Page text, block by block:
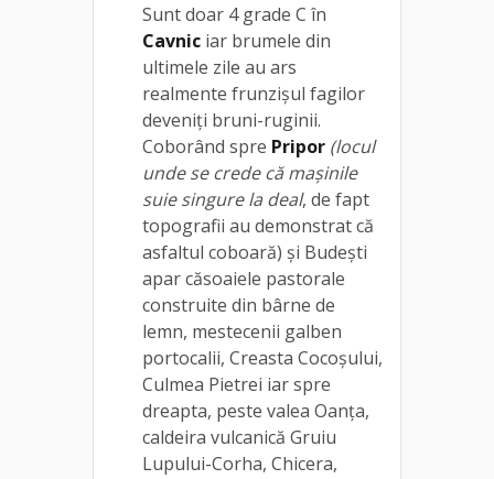
Sunt doar 4 grade C în
Cavnic iar brumele din
ultimele zile au ars
realmente frunzișul fagilor
deveniți bruni-ruginii.
Coborând spre Pripor (locul
unde se crede că mașinile
suie singure la deal, de fapt
topografii au demonstrat că
asfaltul coboară) și Budești
apar căsoaiele pastorale
construite din bârne de
lemn, mestecenii galben
portocalii, Creasta Cocoșului,
Culmea Pietrei iar spre
dreapta, peste valea Oanța,
caldeira vulcanică Gruiu
Lupului-Corha, Chicera,